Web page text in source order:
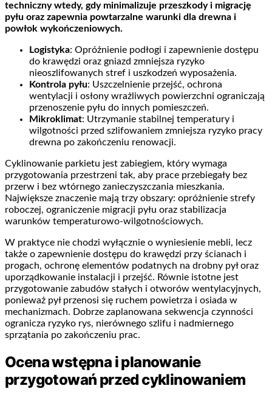
techniczny wtedy, gdy minimalizuje przeszkody i migrację
pyłu oraz zapewnia powtarzalne warunki dla drewna i
powłok wykończeniowych.
Logistyka: Opróżnienie podłogi i zapewnienie dostępu
do krawędzi oraz gniazd zmniejsza ryzyko
nieoszlifowanych stref i uszkodzeń wyposażenia.
Kontrola pyłu: Uszczelnienie przejść, ochrona
wentylacji i osłony wrażliwych powierzchni ograniczają
przenoszenie pyłu do innych pomieszczeń.
Mikroklimat: Utrzymanie stabilnej temperatury i
wilgotności przed szlifowaniem zmniejsza ryzyko pracy
drewna po zakończeniu renowacji.
Cyklinowanie parkietu jest zabiegiem, który wymaga
przygotowania przestrzeni tak, aby prace przebiegały bez
przerw i bez wtórnego zanieczyszczania mieszkania.
Największe znaczenie mają trzy obszary: opróżnienie strefy
roboczej, ograniczenie migracji pyłu oraz stabilizacja
warunków temperaturowo-wilgotnościowych.
W praktyce nie chodzi wyłącznie o wyniesienie mebli, lecz
także o zapewnienie dostępu do krawędzi przy ścianach i
progach, ochronę elementów podatnych na drobny pył oraz
uporządkowanie instalacji i przejść. Równie istotne jest
przygotowanie zabudów stałych i otworów wentylacyjnych,
ponieważ pył przenosi się ruchem powietrza i osiada w
mechanizmach. Dobrze zaplanowana sekwencja czynności
ogranicza ryzyko rys, nierównego szlifu i nadmiernego
sprzątania po zakończeniu prac.
Ocena wstępna i planowanie
przygotowań przed cyklinowaniem